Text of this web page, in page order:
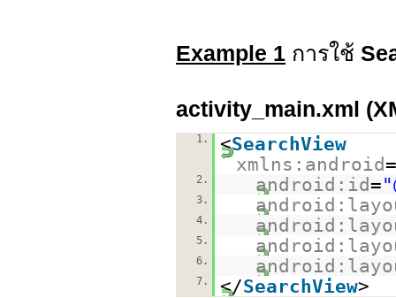
Example 1 การใช้
activity_main.xml
1. <SearchView
xmlns:android=
2. android:id=
3.
4.
5.
6.
7. </SearchView>